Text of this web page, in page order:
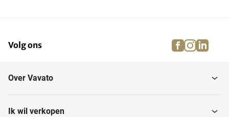
Hanghaaksystemen Spuitrobots
walsmachines
Volg ons facebook
Over Vavato
Ik wil verkopen